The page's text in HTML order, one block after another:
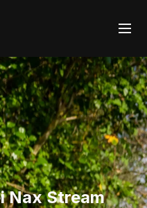
Nax Stream